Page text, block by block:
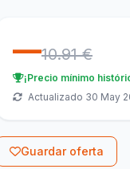
—10.91 €
¡Precio mínimo
Actualizado 30 May
Guardar oferta